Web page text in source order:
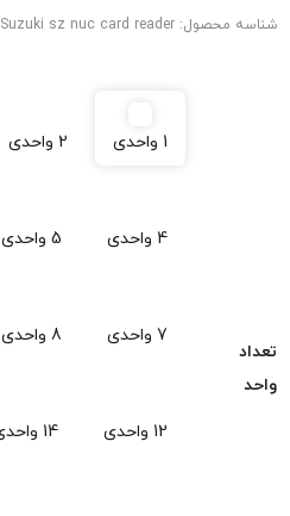
شناسه محصول: Suzuki sz nuc card reader
تعداد
واحد
1 واحدی 2 واحدی
4 واحدی 5 واحدی
7 واحدی 8 واحدی
12 واحدی 14 واحدی